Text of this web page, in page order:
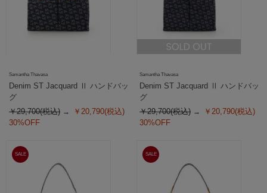
Samantha Thavasa
Denim ST Jacquard Ⅱ ハンドバッ
グ
￥29,700(税込)
￥20,790(税込)
30%OFF
Samantha Thavasa
Denim ST Jacquard Ⅱ ハンドバッ
グ
￥29,700(税込)
￥20,790(税込)
30%OFF
SALE SALE